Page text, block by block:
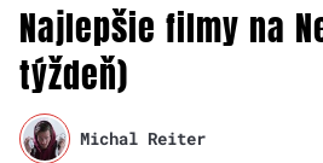
Najlepšie filmy na
týždeň)
Michal Reiter